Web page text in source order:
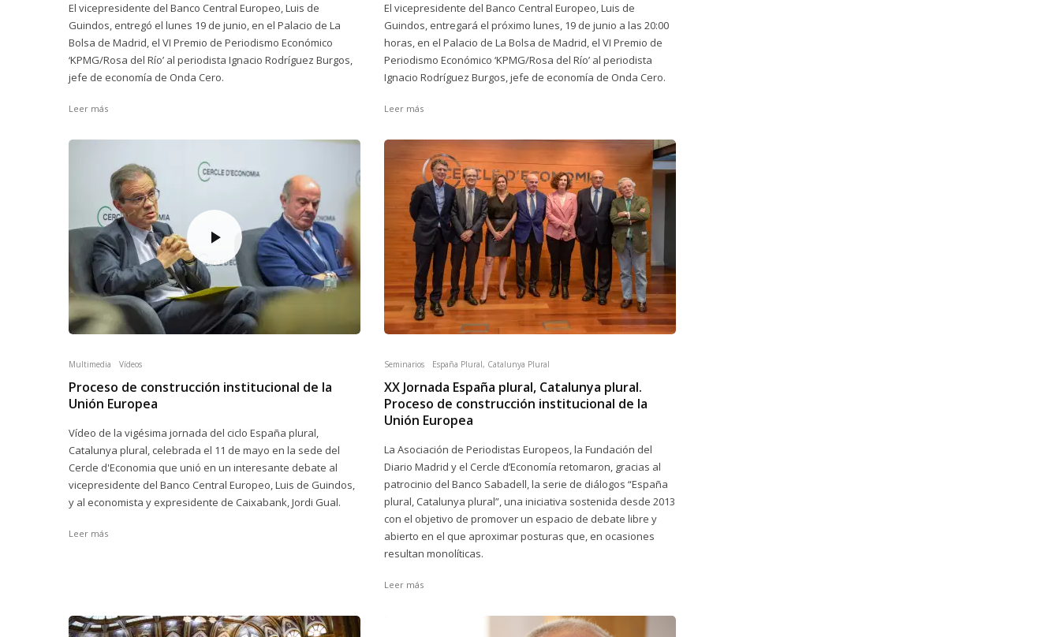
El vicepresidente del Banco Central Europeo, Luis de
Guindos, entregó el lunes 19 de junio, en el Palacio de La
Bolsa de Madrid, el VI Premio de Periodismo Económico
‘KPMG/Rosa del Río’ al periodista Ignacio Rodríguez Burgos,
jefe de economía de Onda Cero.
Leer más
El vicepresidente del Banco Central Europeo, Luis de
Guindos, entregará el próximo lunes, 19 de junio a las 20:00
horas, en el Palacio de La Bolsa de Madrid, el VI Premio de
Periodismo Económico ‘KPMG/Rosa del Río’ al periodista
Ignacio Rodríguez Burgos, jefe de economía de Onda Cero.
Leer más
Multimedia Vídeos
Proceso de construcción institucional de la
Unión Europea
Vídeo de la vigésima jornada del ciclo España plural,
Catalunya plural, celebrada el 11 de mayo en la sede del
Cercle d'Economia que unió en un interesante debate al
vicepresidente del Banco Central Europeo, Luis de Guindos,
y al economista y expresidente de Caixabank, Jordi Gual.
Leer más
Seminarios España Plural, Catalunya Plural
XX Jornada España plural, Catalunya plural.
Proceso de construcción institucional de la
Unión Europea
La Asociación de Periodistas Europeos, la Fundación del
Diario Madrid y el Cercle d’Economía retomaron, gracias al
patrocinio del Banco Sabadell, la serie de diálogos “España
plural, Catalunya plural”, una iniciativa sostenida desde 2013
con el objetivo de promover un espacio de debate libre y
abierto en el que aproximar posturas que, en ocasiones
resultan monolíticas.
Leer más